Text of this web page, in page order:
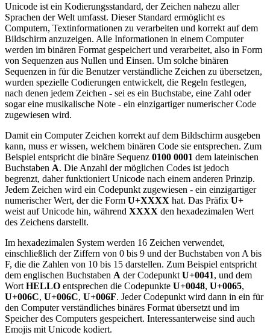
Unicode ist ein Kodierungsstandard, der Zeichen nahezu aller
Sprachen der Welt umfasst. Dieser Standard ermöglicht es
Computern, Textinformationen zu verarbeiten und korrekt auf dem
Bildschirm anzuzeigen. Alle Informationen in einem Computer
werden im binären Format gespeichert und verarbeitet, also in Form
von Sequenzen aus Nullen und Einsen. Um solche binären
Sequenzen in für die Benutzer verständliche Zeichen zu übersetzen,
wurden spezielle Codierungen entwickelt, die Regeln festlegen,
nach denen jedem Zeichen - sei es ein Buchstabe, eine Zahl oder
sogar eine musikalische Note - ein einzigartiger numerischer Code
zugewiesen wird.
Damit ein Computer Zeichen korrekt auf dem Bildschirm ausgeben
kann, muss er wissen, welchem binären Code sie entsprechen. Zum
Beispiel entspricht die binäre Sequenz 0100 0001 dem lateinischen
Buchstaben A. Die Anzahl der möglichen Codes ist jedoch
begrenzt, daher funktioniert Unicode nach einem anderen Prinzip.
Jedem Zeichen wird ein Codepunkt zugewiesen - ein einzigartiger
numerischer Wert, der die Form U+XXXX hat. Das Präfix U+
weist auf Unicode hin, während XXXX den hexadezimalen Wert
des Zeichens darstellt.
Im hexadezimalen System werden 16 Zeichen verwendet,
einschließlich der Ziffern von 0 bis 9 und der Buchstaben von A bis
F, die die Zahlen von 10 bis 15 darstellen. Zum Beispiel entspricht
dem englischen Buchstaben A der Codepunkt U+0041, und dem
Wort HELLO entsprechen die Codepunkte U+0048, U+0065,
U+006C, U+006C, U+006F. Jeder Codepunkt wird dann in ein für
den Computer verständliches binäres Format übersetzt und im
Speicher des Computers gespeichert. Interessanterweise sind auch
Emojis mit Unicode kodiert.